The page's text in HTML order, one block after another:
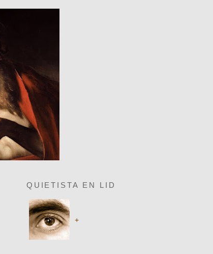
QUIETISTA EN LID
+